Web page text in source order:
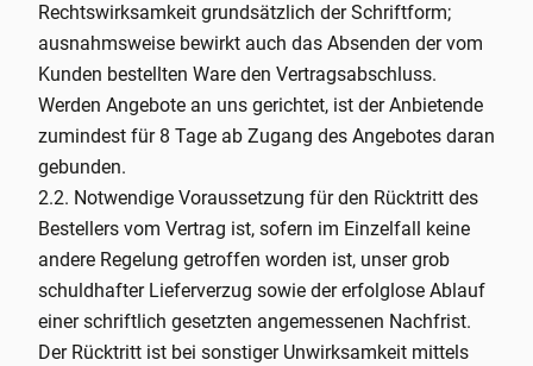
Rechtswirksamkeit grundsätzlich der Schriftform;
ausnahmsweise bewirkt auch das Absenden der vom
Kunden bestellten Ware den Vertragsabschluss.
Werden Angebote an uns gerichtet, ist der Anbietende
zumindest für 8 Tage ab Zugang des Angebotes daran
gebunden.
2.2. Notwendige Voraussetzung für den Rücktritt des
Bestellers vom Vertrag ist, sofern im Einzelfall keine
andere Regelung getroffen worden ist, unser grob
schuldhafter Lieferverzug sowie der erfolglose Ablauf
einer schriftlich gesetzten angemessenen Nachfrist.
Der Rücktritt ist bei sonstiger Unwirksamkeit mittels